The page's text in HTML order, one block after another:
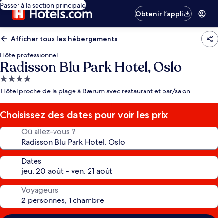
Passer à la section principale
Obtenir l’appli
Afficher tous les hébergements
Hôte professionnel
Radisson Blu Park Hotel, Oslo
Hébergement
4.0 étoiles
Hôtel proche de la plage à Bærum avec restaurant et bar/salon
Choisissez des dates pour voir les prix
Où allez-vous ?
Dates
Voyageurs